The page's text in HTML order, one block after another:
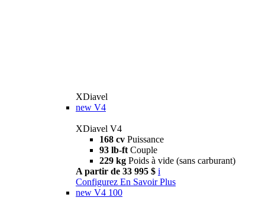
XDiavel
new V4
XDiavel V4
168 cv Puissance
93 lb-ft Couple
229 kg Poids à vide (sans carburant)
A partir de 33 995 $ i
Configurez En Savoir Plus
new V4 100